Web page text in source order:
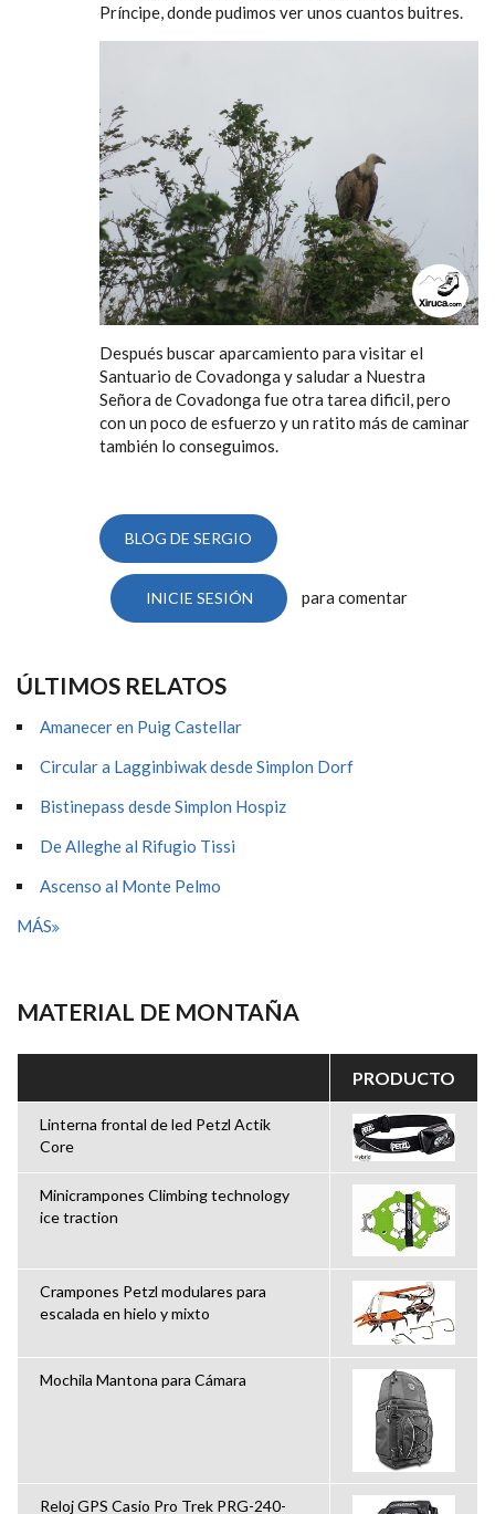
Príncipe, donde pudimos ver unos cuantos buitres.
Después buscar aparcamiento para visitar el
Santuario de Covadonga y saludar a Nuestra
Señora de Covadonga fue otra tarea dificil, pero
con un poco de esfuerzo y un ratito más de caminar
también lo conseguimos.
BLOG DE SERGIO
INICIE SESIÓN para comentar
ÚLTIMOS RELATOS
Amanecer en Puig Castellar
Circular a Lagginbiwak desde Simplon Dorf
Bistinepass desde Simplon Hospiz
De Alleghe al Rifugio Tissi
Ascenso al Monte Pelmo
MÁS
MATERIAL DE MONTAÑA
PRODUCTO
Linterna frontal de led Petzl Actik
Core
Minicrampones Climbing technology
ice traction
Crampones Petzl modulares para
escalada en hielo y mixto
Mochila Mantona para Cámara
Reloj GPS Casio Pro Trek PRG-240-